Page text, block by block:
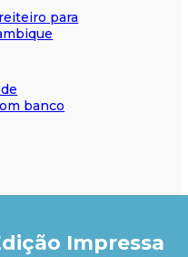
para
banco
Impressa